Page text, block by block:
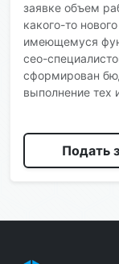
заявке объем
какого-то
имеющемуся
сео-
сформирован
выполнение тех
Подать